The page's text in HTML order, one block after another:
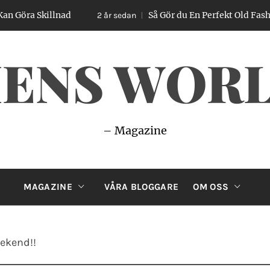
Skillnad 2 år sedan Så Gör du En Perfekt Old
– Magazine
MAGAZINE VÅRA BLOGGARE OM OSS